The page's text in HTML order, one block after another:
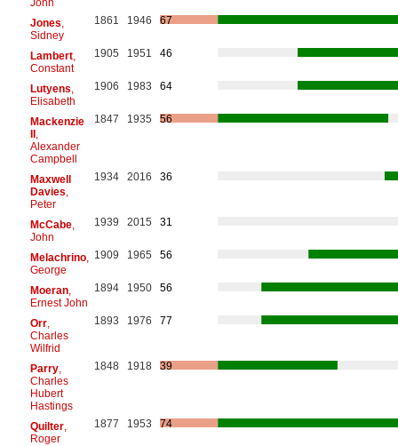
Jones
Sidney
1861 1946 67
Lambert,
Constant
1905 1951 46
Lutyens
Elisabeth
1906 1983 64
Mackenzie
II,
Alexander
Campbell
1847 1935 56
Maxwell
Davies
Peter
1934 2016 36
McCabe,
John
1939 2015 31
Melachrino,
George
1909 1965 56
Moeran,
Ernest John
1894 1950 56
Orr,
Charles
Wilfrid
1893 1976 77
Parry,
Charles
Hubert
Hastings
1848 1918 39
Quilter,
Roger
1877 1953 74